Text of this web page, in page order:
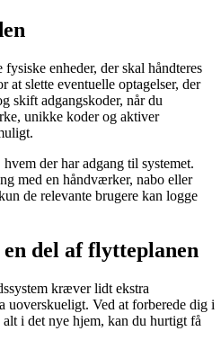
enheder, der skal håndteres
at slette eventuelle optagelser, der
skift adgangskoder, når du
unikke koder og aktiver
der har adgang til systemet.
med en håndværker, nabo eller
de relevante brugere kan logge
del af flytteplanen
kræver lidt ekstra
uoverskueligt. Ved at forberede dig i
i det nye hjem, kan du hurtigt få